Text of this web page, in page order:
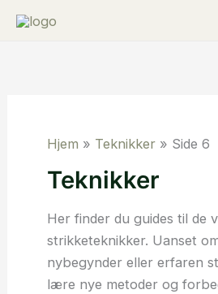
Hjem » Teknikker » Side 6
Teknikker
Her finder du guides til de
strikketeknikker. Uanset
nybegynder eller erfaren
lære nye metoder og